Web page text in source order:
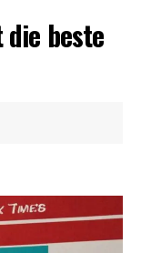
beste